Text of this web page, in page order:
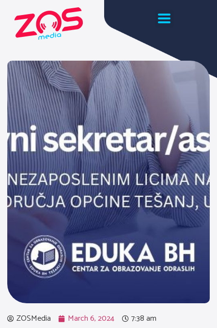
ZOSMedia March 6, 2024 7:38 am